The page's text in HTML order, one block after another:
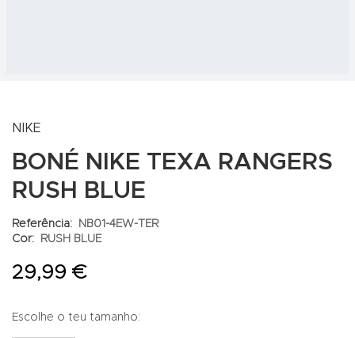
NIKE
BONÉ NIKE TEXA RANGERS
RUSH BLUE
Referência:
NB01-4EW-TER
Cor:
RUSH BLUE
29,99 €
Escolhe o teu tamanho: